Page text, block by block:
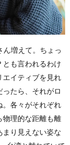
ん増えて。ちょっ
とも言われるわけ
イティブを見れ
たら、それがロ
。各々がそれぞれ
物理的な距離も離
まり見えない姿な